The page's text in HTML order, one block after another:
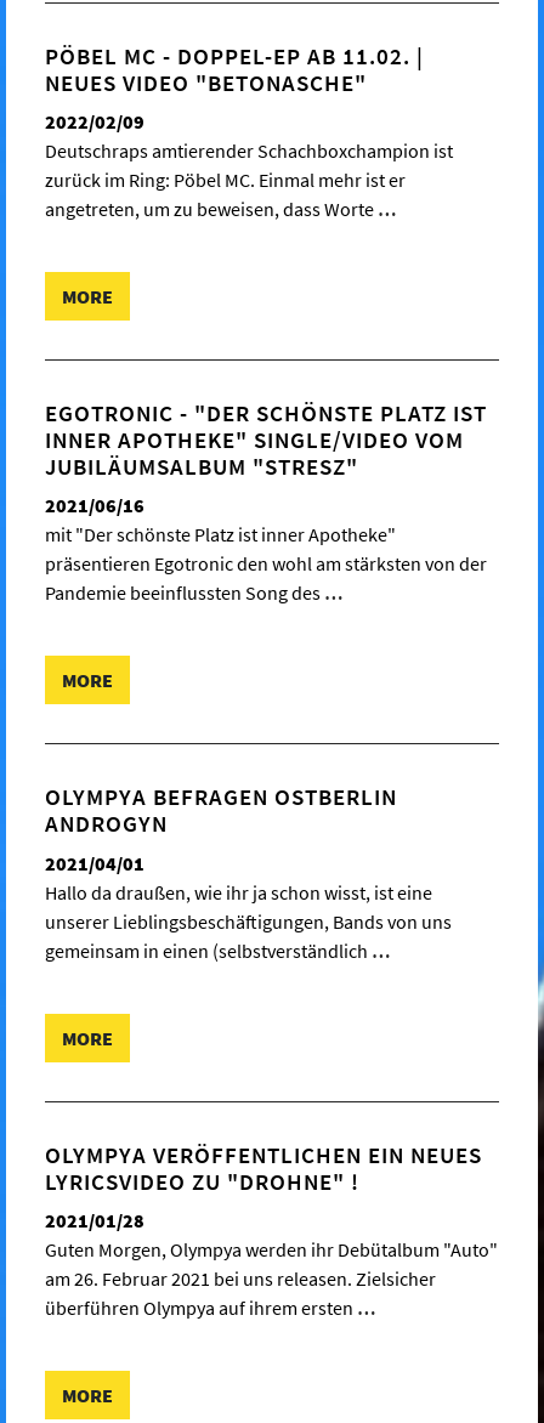
PÖBEL MC - DOPPEL-EP AB 11.02. |
NEUES VIDEO "BETONASCHE"
2022/02/09
Deutschraps amtierender Schachboxchampion ist
zurück im Ring: Pöbel MC. Einmal mehr ist er
angetreten, um zu beweisen, dass Worte …
MORE
EGOTRONIC - "DER SCHÖNSTE PLATZ IST
INNER APOTHEKE" SINGLE/VIDEO VOM
JUBILÄUMSALBUM "STRESZ"
2021/06/16
mit "Der schönste Platz ist inner Apotheke"
präsentieren Egotronic den wohl am stärksten von der
Pandemie beeinflussten Song des …
MORE
OLYMPYA BEFRAGEN OSTBERLIN
ANDROGYN
2021/04/01
Hallo da draußen, wie ihr ja schon wisst, ist eine
unserer Lieblingsbeschäftigungen, Bands von uns
gemeinsam in einen (selbstverständlich …
MORE
OLYMPYA VERÖFFENTLICHEN EIN NEUES
LYRICSVIDEO ZU "DROHNE" !
2021/01/28
Guten Morgen, Olympya werden ihr Debütalbum "Auto"
am 26. Februar 2021 bei uns releasen. Zielsicher
überführen Olympya auf ihrem ersten …
MORE